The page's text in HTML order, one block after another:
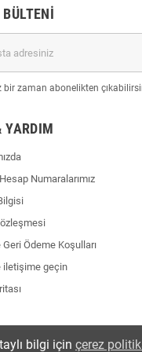
bir zaman abonelikten
YARDIM
Numaralarımız
Geri Ödeme Koşulları
iletişime geçin
bilgi için çerez